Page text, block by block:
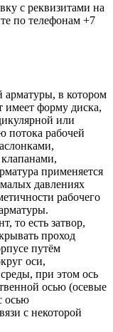
с реквизитами на
по телефонам +7
в котором
форму диска,
или
потока рабочей
применяется
давлениях
рабочего
то есть затвор,
проход
путём
оси,
при этом ось
осью (осевые
осью
с некоторой